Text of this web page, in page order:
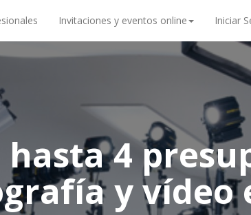
Invitaciones y eventos online Iniciar
hasta 4
y vídeo